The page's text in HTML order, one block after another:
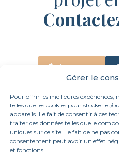
Gérer le
Pour offrir les meilleures expériences,
telles que les cookies pour stocker et/
appareils. Le fait de consentir à ces
traiter des données telles que le
uniques sur ce site. Le fait de ne pas
consentement peut avoir un effet
et fonctions.
Écrivez-nous